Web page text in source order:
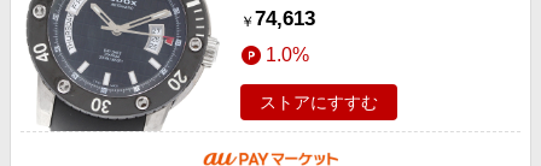
￥ 74,613
1.0%
ストアにすすむ